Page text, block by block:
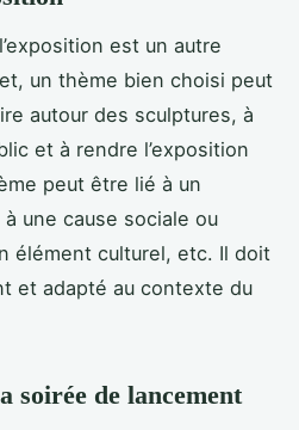
est un autre
un thème bien choisi peut
autour des sculptures, à
et à rendre l’exposition
peut être lié à un
une cause sociale ou
élément culturel, etc. Il doit
et adapté au contexte du
soirée de lancement